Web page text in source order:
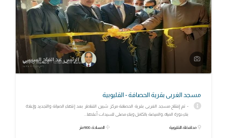
الرئيس عبد الفتاح السيسي
مسجد الغربى بقرية الحصافة - القليوبية
- تم إفتتاح مسجد الغربى بقرية الحصافة مركز شبين القناطر بعد إنتهاء الصيانة والتجديد وإعادة
بناء دورة المياه، والميضة بالكامل وبناء مصلى للسيدات أعلاها...
محافظة: القليوبية المساحة: 900متر